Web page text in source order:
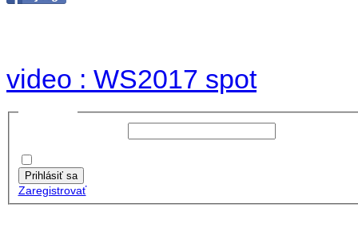
video : WS2017 spot
Prihlásiť sa
Zaregistrovať